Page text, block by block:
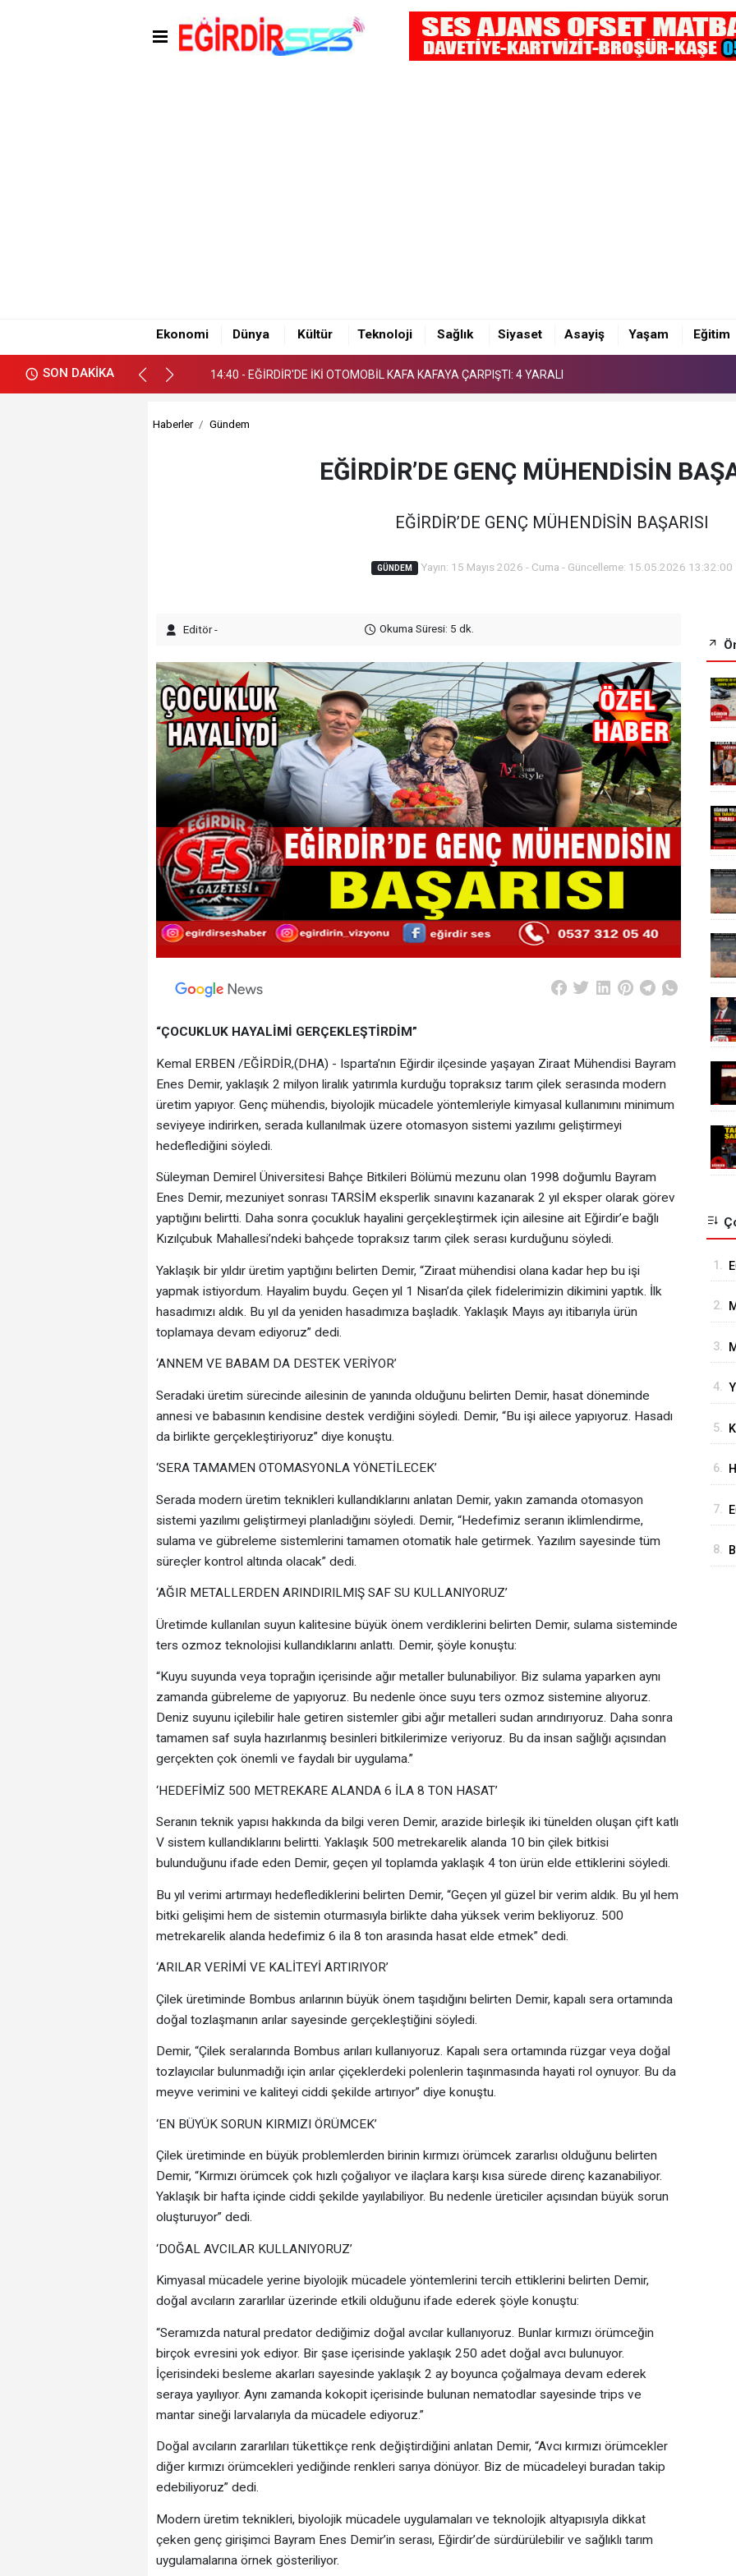
Ekonomi Dünya Kültür Teknoloji Sağlık Siyaset Asayiş Yaşam Eğitim
SON DAKİKA
14:40 - EĞİRDİR'DE İKİ OTOMOBİL KAFA KAFAYA ÇARPIŞTI: 4 YARALI
14:40 - EĞİRDİR'DE İKİ OTOMOBİL KAFA KAFAYA ÇARPIŞTI: 4 YARALI
Haberler Gündem
EĞİRDİR’DE GENÇ MÜHENDİSİN
EĞİRDİR’DE GENÇ MÜHENDİSİN BAŞARISI
GÜNDEM Yayın: 15 Mayıs 2026 - Cuma - Güncelleme: 15.05.2026 13:32:00
Editör - Okuma Süresi: 5 dk.
“ÇOCUKLUK HAYALİMİ GERÇEKLEŞTİRDİM”
Kemal ERBEN /EĞİRDİR,(DHA) - Isparta’nın Eğirdir ilçesinde yaşayan Ziraat Mühendisi Bayram
Enes Demir, yaklaşık 2 milyon liralık yatırımla kurduğu topraksız tarım çilek serasında modern
üretim yapıyor. Genç mühendis, biyolojik mücadele yöntemleriyle kimyasal kullanımını minimum
seviyeye indirirken, serada kullanılmak üzere otomasyon sistemi yazılımı geliştirmeyi
hedeflediğini söyledi.
Süleyman Demirel Üniversitesi Bahçe Bitkileri Bölümü mezunu olan 1998 doğumlu Bayram
Enes Demir, mezuniyet sonrası TARSİM eksperlik sınavını kazanarak 2 yıl eksper olarak görev
yaptığını belirtti. Daha sonra çocukluk hayalini gerçekleştirmek için ailesine ait Eğirdir’e bağlı
Kızılçubuk Mahallesi’ndeki bahçede topraksız tarım çilek serası kurduğunu söyledi.
Yaklaşık bir yıldır üretim yaptığını belirten Demir, “Ziraat mühendisi olana kadar hep bu işi
yapmak istiyordum. Hayalim buydu. Geçen yıl 1 Nisan’da çilek fidelerimizin dikimini yaptık. İlk
hasadımızı aldık. Bu yıl da yeniden hasadımıza başladık. Yaklaşık Mayıs ayı itibarıyla ürün
toplamaya devam ediyoruz” dedi.
‘ANNEM VE BABAM DA DESTEK VERİYOR’
Seradaki üretim sürecinde ailesinin de yanında olduğunu belirten Demir, hasat döneminde
annesi ve babasının kendisine destek verdiğini söyledi. Demir, “Bu işi ailece yapıyoruz. Hasadı
da birlikte gerçekleştiriyoruz” diye konuştu.
‘SERA TAMAMEN OTOMASYONLA YÖNETİLECEK’
Serada modern üretim teknikleri kullandıklarını anlatan Demir, yakın zamanda otomasyon
sistemi yazılımı geliştirmeyi planladığını söyledi. Demir, “Hedefimiz seranın iklimlendirme,
sulama ve gübreleme sistemlerini tamamen otomatik hale getirmek. Yazılım sayesinde tüm
süreçler kontrol altında olacak” dedi.
‘AĞIR METALLERDEN ARINDIRILMIŞ SAF SU KULLANIYORUZ’
Üretimde kullanılan suyun kalitesine büyük önem verdiklerini belirten Demir, sulama sisteminde
ters ozmoz teknolojisi kullandıklarını anlattı. Demir, şöyle konuştu:
“Kuyu suyunda veya toprağın içerisinde ağır metaller bulunabiliyor. Biz sulama yaparken aynı
zamanda gübreleme de yapıyoruz. Bu nedenle önce suyu ters ozmoz sistemine alıyoruz.
Deniz suyunu içilebilir hale getiren sistemler gibi ağır metalleri sudan arındırıyoruz. Daha sonra
tamamen saf suyla hazırlanmış besinleri bitkilerimize veriyoruz. Bu da insan sağlığı açısından
gerçekten çok önemli ve faydalı bir uygulama.”
‘HEDEFİMİZ 500 METREKARE ALANDA 6 İLA 8 TON HASAT’
Seranın teknik yapısı hakkında da bilgi veren Demir, arazide birleşik iki tünelden oluşan çift katlı
V sistem kullandıklarını belirtti. Yaklaşık 500 metrekarelik alanda 10 bin çilek bitkisi
bulunduğunu ifade eden Demir, geçen yıl toplamda yaklaşık 4 ton ürün elde ettiklerini söyledi.
Bu yıl verimi artırmayı hedeflediklerini belirten Demir, “Geçen yıl güzel bir verim aldık. Bu yıl hem
bitki gelişimi hem de sistemin oturmasıyla birlikte daha yüksek verim bekliyoruz. 500
metrekarelik alanda hedefimiz 6 ila 8 ton arasında hasat elde etmek” dedi.
‘ARILAR VERİMİ VE KALİTEYİ ARTIRIYOR’
Çilek üretiminde Bombus arılarının büyük önem taşıdığını belirten Demir, kapalı sera ortamında
doğal tozlaşmanın arılar sayesinde gerçekleştiğini söyledi.
Demir, “Çilek seralarında Bombus arıları kullanıyoruz. Kapalı sera ortamında rüzgar veya doğal
tozlayıcılar bulunmadığı için arılar çiçeklerdeki polenlerin taşınmasında hayati rol oynuyor. Bu da
meyve verimini ve kaliteyi ciddi şekilde artırıyor” diye konuştu.
‘EN BÜYÜK SORUN KIRMIZI ÖRÜMCEK’
Çilek üretiminde en büyük problemlerden birinin kırmızı örümcek zararlısı olduğunu belirten
Demir, “Kırmızı örümcek çok hızlı çoğalıyor ve ilaçlara karşı kısa sürede direnç kazanabiliyor.
Yaklaşık bir hafta içinde ciddi şekilde yayılabiliyor. Bu nedenle üreticiler açısından büyük sorun
oluşturuyor” dedi.
‘DOĞAL AVCILAR KULLANIYORUZ’
Kimyasal mücadele yerine biyolojik mücadele yöntemlerini tercih ettiklerini belirten Demir,
doğal avcıların zararlılar üzerinde etkili olduğunu ifade ederek şöyle konuştu:
“Seramızda natural predator dediğimiz doğal avcılar kullanıyoruz. Bunlar kırmızı örümceğin
birçok evresini yok ediyor. Bir şase içerisinde yaklaşık 250 adet doğal avcı bulunuyor.
İçerisindeki besleme akarları sayesinde yaklaşık 2 ay boyunca çoğalmaya devam ederek
seraya yayılıyor. Aynı zamanda kokopit içerisinde bulunan nematodlar sayesinde trips ve
mantar sineği larvalarıyla da mücadele ediyoruz.”
Doğal avcıların zararlıları tükettikçe renk değiştirdiğini anlatan Demir, “Avcı kırmızı örümcekler
diğer kırmızı örümcekleri yediğinde renkleri sarıya dönüyor. Biz de mücadeleyi buradan takip
edebiliyoruz” dedi.
Modern üretim teknikleri, biyolojik mücadele uygulamaları ve teknolojik altyapısıyla dikkat
çeken genç girişimci Bayram Enes Demir’in serası, Eğirdir’de sürdürülebilir ve sağlıklı tarım
uygulamalarına örnek gösteriliyor.
1.
2.
3.
4.
5.
6.
7.
8.